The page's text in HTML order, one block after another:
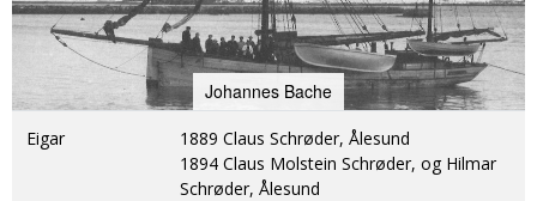
PERSONVERNERKLÆRING
ISHAVSQUIZ
FORTELLINGAR
KONTAKT
OPNINGSTIDER Johannes Bache
Eigar
1889 Claus Schrøder, Ålesund
1894 Claus Molstein Schrøder, og Hilmar
Schrøder, Ålesund